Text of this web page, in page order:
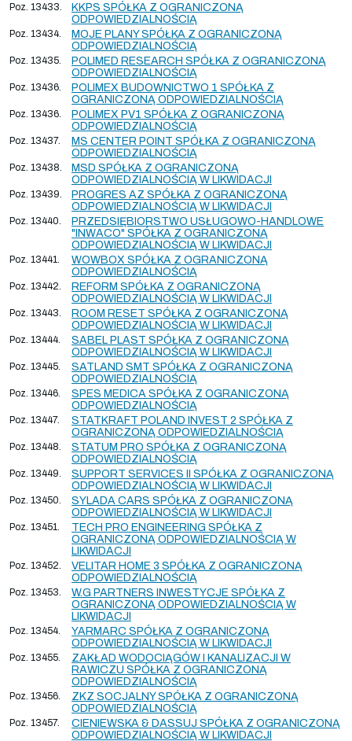
Poz. 13433.
KKPS SPÓŁKA Z OGRANICZONĄ
ODPOWIEDZIALNOŚCIĄ
Poz. 13434.
MOJE PLANY SPÓŁKA Z OGRANICZONĄ
ODPOWIEDZIALNOŚCIĄ
Poz. 13435.
POLIMED RESEARCH SPÓŁKA Z OGRANICZONĄ
ODPOWIEDZIALNOŚCIĄ
Poz. 13436.
POLIMEX BUDOWNICTWO 1 SPÓŁKA Z
OGRANICZONĄ ODPOWIEDZIALNOŚCIĄ
Poz. 13436.
POLIMEX PV1 SPÓŁKA Z OGRANICZONĄ
ODPOWIEDZIALNOŚCIĄ
Poz. 13437.
MS CENTER POINT SPÓŁKA Z OGRANICZONĄ
ODPOWIEDZIALNOŚCIĄ
Poz. 13438.
MSD SPÓŁKA Z OGRANICZONĄ
ODPOWIEDZIALNOŚCIĄ W LIKWIDACJI
Poz. 13439.
PROGRES AZ SPÓŁKA Z OGRANICZONĄ
ODPOWIEDZIALNOŚCIĄ W LIKWIDACJI
Poz. 13440.
PRZEDSIĘBIORSTWO USŁUGOWO-HANDLOWE
"INWACO" SPÓŁKA Z OGRANICZONĄ
ODPOWIEDZIALNOŚCIĄ W LIKWIDACJI
Poz. 13441.
WOWBOX SPÓŁKA Z OGRANICZONĄ
ODPOWIEDZIALNOŚCIĄ
Poz. 13442.
REFORM SPÓŁKA Z OGRANICZONĄ
ODPOWIEDZIALNOŚCIĄ W LIKWIDACJI
Poz. 13443.
ROOM RESET SPÓŁKA Z OGRANICZONĄ
ODPOWIEDZIALNOŚCIĄ W LIKWIDACJI
Poz. 13444.
SABEL PLAST SPÓŁKA Z OGRANICZONĄ
ODPOWIEDZIALNOŚCIĄ W LIKWIDACJI
Poz. 13445.
SATLAND SMT SPÓŁKA Z OGRANICZONĄ
ODPOWIEDZIALNOŚCIĄ
Poz. 13446.
SPES MEDICA SPÓŁKA Z OGRANICZONĄ
ODPOWIEDZIALNOŚCIĄ
Poz. 13447.
STATKRAFT POLAND INVEST 2 SPÓŁKA Z
OGRANICZONĄ ODPOWIEDZIALNOŚCIĄ
Poz. 13448.
STATUM PRO SPÓŁKA Z OGRANICZONĄ
ODPOWIEDZIALNOŚCIĄ
Poz. 13449.
SUPPORT SERVICES II SPÓŁKA Z OGRANICZONĄ
ODPOWIEDZIALNOŚCIĄ W LIKWIDACJI
Poz. 13450.
SYLADA CARS SPÓŁKA Z OGRANICZONĄ
ODPOWIEDZIALNOŚCIĄ W LIKWIDACJI
Poz. 13451.
TECH PRO ENGINEERING SPÓŁKA Z
OGRANICZONĄ ODPOWIEDZIALNOŚCIĄ W
LIKWIDACJI
Poz. 13452.
VELITAR HOME 3 SPÓŁKA Z OGRANICZONĄ
ODPOWIEDZIALNOŚCIĄ
Poz. 13453.
W.G PARTNERS INWESTYCJE SPÓŁKA Z
OGRANICZONĄ ODPOWIEDZIALNOŚCIĄ W
LIKWIDACJI
Poz. 13454.
YARMARC SPÓŁKA Z OGRANICZONĄ
ODPOWIEDZIALNOŚCIĄ W LIKWIDACJI
Poz. 13455.
ZAKŁAD WODOCIĄGÓW I KANALIZACJI W
RAWICZU SPÓŁKA Z OGRANICZONĄ
ODPOWIEDZIALNOŚCIĄ
Poz. 13456.
ZKZ SOCJALNY SPÓŁKA Z OGRANICZONĄ
ODPOWIEDZIALNOŚCIĄ
Poz. 13457.
CIENIEWSKA & DASSUJ SPÓŁKA Z OGRANICZONĄ
ODPOWIEDZIALNOŚCIĄ W LIKWIDACJI